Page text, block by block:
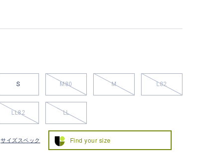
S M80 M L82
LL82 LL
サイズスペック Find your size